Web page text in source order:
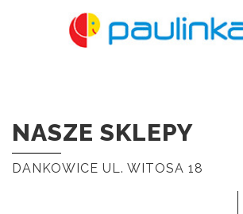
NASZE SKLEPY
DANKOWICE UL. WITOSA 18